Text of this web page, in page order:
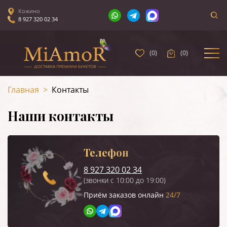
Кожино
8 927 320 02 34
(0) (0)
Главная > Контакты
Наши контакты
Телефон
8 927 320 02 34
(звонки с 10:00 до 19:00)
Приём заказов онлайн 24/7